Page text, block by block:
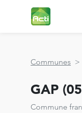
Communes >
GAP
Commune